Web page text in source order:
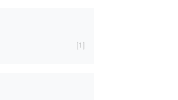
1